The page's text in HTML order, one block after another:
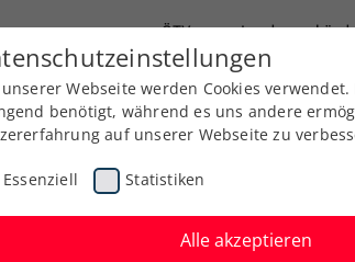
ÖTV
Ausbildung Services Über
Webseite werden Cookies
benötigt, während es uns andere
auf unserer Webseite zu
Essenziell Statistiken
Alle akzeptieren